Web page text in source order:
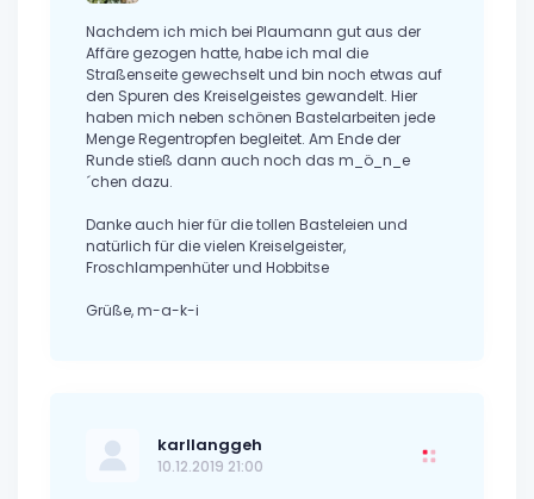
Nachdem ich mich bei Plaumann gut aus der
Affäre gezogen hatte, habe ich mal die
Straßenseite gewechselt und bin noch etwas auf
den Spuren des Kreiselgeistes gewandelt. Hier
haben mich neben schönen Bastelarbeiten jede
Menge Regentropfen begleitet. Am Ende der
Runde stieß dann auch noch das m_ö_n_e
´chen dazu.
Danke auch hier für die tollen Basteleien und
natürlich für die vielen Kreiselgeister,
Froschlampenhüter und Hobbitse
Grüße, m-a-k-i
karllanggeh
10.12.2019 21:00